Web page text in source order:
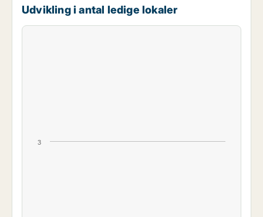
Udvikling i antal ledige lokaler
3